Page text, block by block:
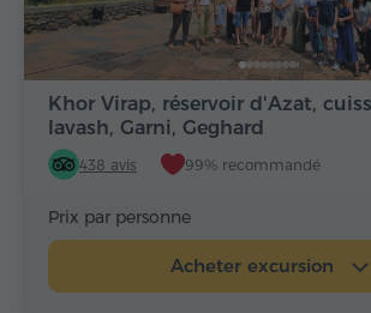
Khor Virap, réservoir d'Azat,
lavash, Garni, Geghard
438 avis 99% recommandé
Prix par personne
Acheter excursion